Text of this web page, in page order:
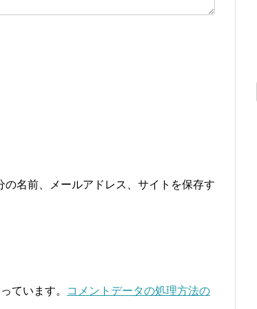
名前、メールアドレス、サイトを保存す
ています。
コメントデータの処理方法の